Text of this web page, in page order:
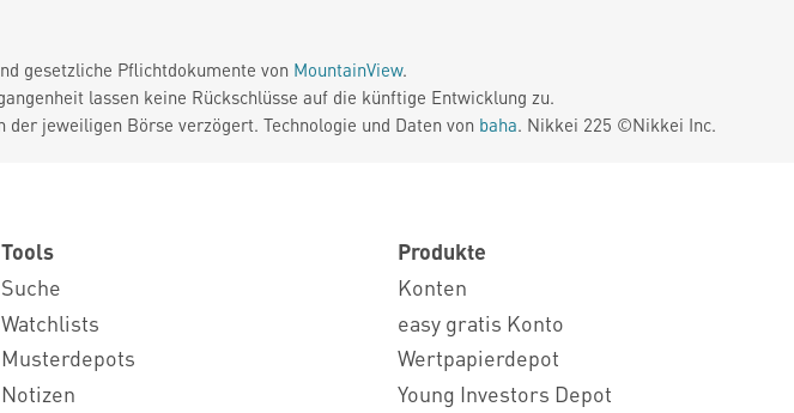
gesetzliche Pflichtdokumente von MountainView.
lassen keine Rückschlüsse auf die künftige Entwicklung zu.
jeweiligen Börse verzögert. Technologie und Daten von baha. Nikkei 225 ©Nikkei Inc.
Tools
Suche
Watchlists
Musterdepots
Notizen
Produkte
Konten
easy gratis Konto
Wertpapierdepot
Young Investors Depot